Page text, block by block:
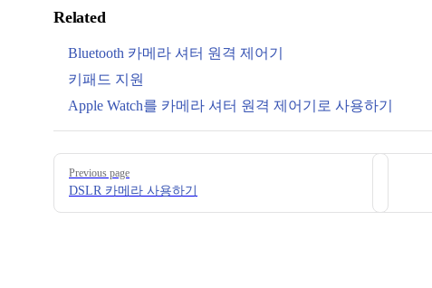
Related
Bluetooth 카메라 셔터 원격 제어기
키패드 지원
Apple Watch를 카메라 셔터 원격 제어기로 사용하기
Pager
Previous page
DSLR 카메라 사용하기